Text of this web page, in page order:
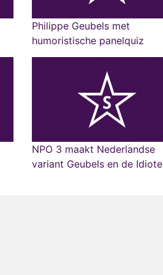
Philippe Geubels met
humoristische panelquiz
NPO 3 maakt Nederlandse
variant Geubels en de